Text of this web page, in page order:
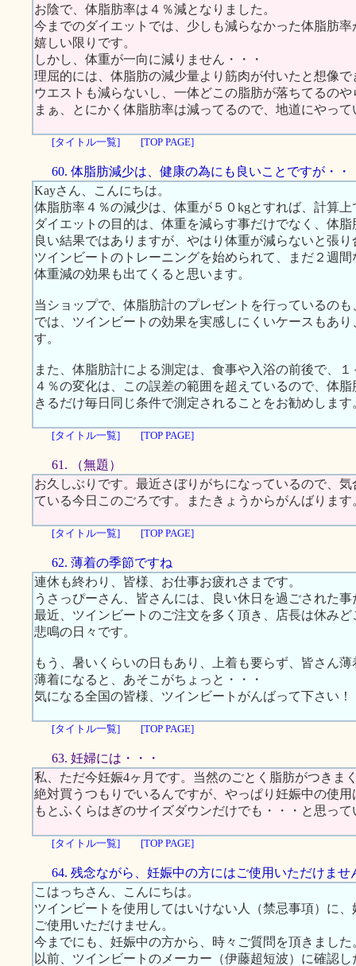
お陰で、体脂肪率は４％減となりました。
今までのダイエットでは、少しも減らなかった体脂肪率
嬉しい限りです。
しかし、体重が一向に減りません・・・
理屈的には、体脂肪の減少量より筋肉が付いたと想像
ウエストも減らないし、一体どこの脂肪が落ちてるのや
まぁ、とにかく体脂肪率は減ってるので、地道にやっ
[タイトル一覧] [TOP PAGE]
60. 体脂肪減少は、健康の為にも良いことですが・・
Kayさん、こんにちは。
体脂肪率４％の減少は、体重が５０kgとすれば、計算
ダイエットの目的は、体重を減らす事だけでなく、体
良い結果ではありますが、やはり体重が減らないと張
ツインビートのトレーニングを始められて、まだ２週
体重減の効果も出てくると思います。
当ショップで、体脂肪計のプレゼントを行っているの
では、ツインビートの効果を実感しにくいケースもあ
す。
また、体脂肪計による測定は、食事や入浴の前後で、
４％の変化は、この誤差の範囲を超えているので、体
きるだけ毎日同じ条件で測定されることをお勧めします
[タイトル一覧] [TOP PAGE]
61. （無題）
お久しぶりです。最近さぼりがちになっているので、
ている今日このごろです。またきょうからがんばります
[タイトル一覧] [TOP PAGE]
62. 薄着の季節ですね
連休も終わり、皆様、お仕事お疲れさまです。
うさっぴーさん、皆さんには、良い休日を過ごされた
最近、ツインビートのご注文を多く頂き、店長は休み
悲鳴の日々です。
もう、暑いくらいの日もあり、上着も要らず、皆さん
薄着になると、あそこがちょっと・・・
気になる全国の皆様、ツインビートがんばって下さい！
[タイトル一覧] [TOP PAGE]
63. 妊婦には・・・
私、ただ今妊娠4ヶ月です。当然のごとく脂肪がつきま
絶対買うつもりでいるんですが、やっぱり妊娠中の使
もとふくらはぎのサイズダウンだけでも・・・と思っ
[タイトル一覧] [TOP PAGE]
64. 残念ながら、妊娠中の方にはご使用いただけませ
こはっちさん、こんにちは。
ツインビートを使用してはいけない人（禁忌事項）に
ご使用いただけません。
今までにも、妊娠中の方から、時々ご質問を頂きました
以前、ツインビートのメーカー（伊藤超短波）に確認